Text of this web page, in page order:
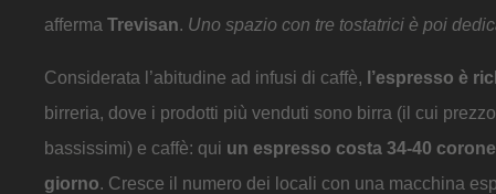
afferma Trevisan. Uno spazio con tre tostatrici è poi
Considerata l’abitudine ad infusi di caffè, l’espresso è
birreria, dove i prodotti più venduti sono birra (il cui
bassissimi) e caffè: qui un espresso costa 34-40
giorno. Cresce il numero dei locali con una macchina